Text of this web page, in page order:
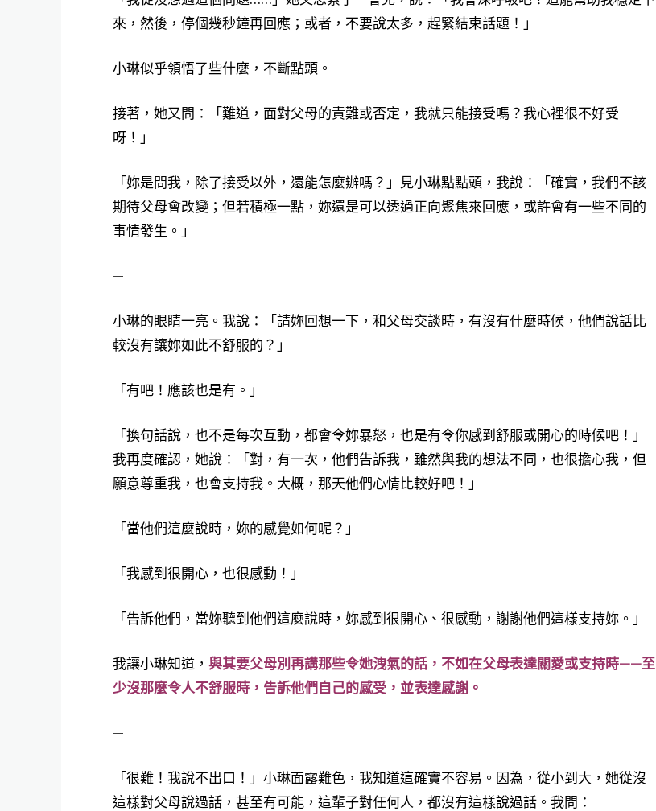
來，然後，停個幾秒鐘再回應；或者，不要說太多，趕緊結束話題！」
小琳似乎領悟了些什麼，不斷點頭。
接著，她又問：「難道，面對父母的責難或否定，我就只能接受嗎？我心裡很不好受
呀！」
「妳是問我，除了接受以外，還能怎麼辦嗎？」見小琳點點頭，我說：「確實，我們不該
期待父母會改變；但若積極一點，妳還是可以透過正向聚焦來回應，或許會有一些不同的
事情發生。」
—
小琳的眼睛一亮。我說：「請妳回想一下，和父母交談時，有沒有什麼時候，他們說話比
較沒有讓妳如此不舒服的？」
「有吧！應該也是有。」
「換句話說，也不是每次互動，都會令妳暴怒，也是有令你感到舒服或開心的時候吧！」
我再度確認，她說：「對，有一次，他們告訴我，雖然與我的想法不同，也很擔心我，但
願意尊重我，也會支持我。大概，那天他們心情比較好吧！」
「當他們這麼說時，妳的感覺如何呢？」
「我感到很開心，也很感動！」
「告訴他們，當妳聽到他們這麼說時，妳感到很開心、很感動，謝謝他們這樣支持妳。」
我讓小琳知道， 與其要父母別再講那些令她洩氣的話，不如在父母表達關愛或支持時——至
少沒那麼令人不舒服時，告訴他們自己的感受，並表達感謝。
—
「很難！我說不出口！」小琳面露難色，我知道這確實不容易。因為，從小到大，她從沒
這樣對父母說過話，甚至有可能，這輩子對任何人，都沒有這樣說過話。我問：